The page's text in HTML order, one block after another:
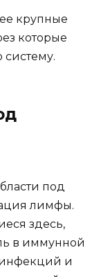
крупные
которые
под
лимфы.
здесь,
в иммунной
и